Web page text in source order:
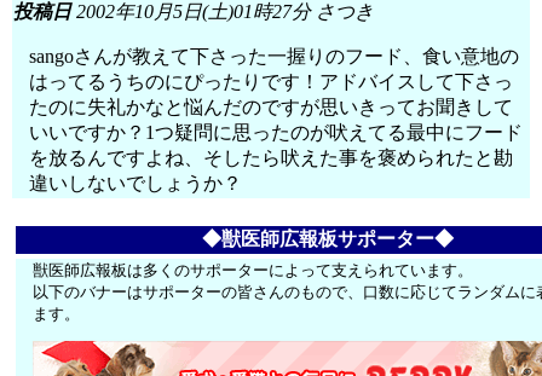
投稿日2002年10月5日(土)01時27分 さつき
sangoさんが教えて下さった一握りのフード、食い意地の
はってるうちのにぴったりです！アドバイスして下さっ
たのに失礼かなと悩んだのですが思いきってお聞きして
いいですか？1つ疑問に思ったのが吠えてる最中にフード
を放るんですよね、そしたら吠えた事を褒められたと勘
違いしないでしょうか？
◆獣医師広報板サポーター◆
獣医師広報板は多くのサポーターによって支えられています。
以下のバナーはサポーターの皆さんのもので、口数に応じてランダムに
ます。